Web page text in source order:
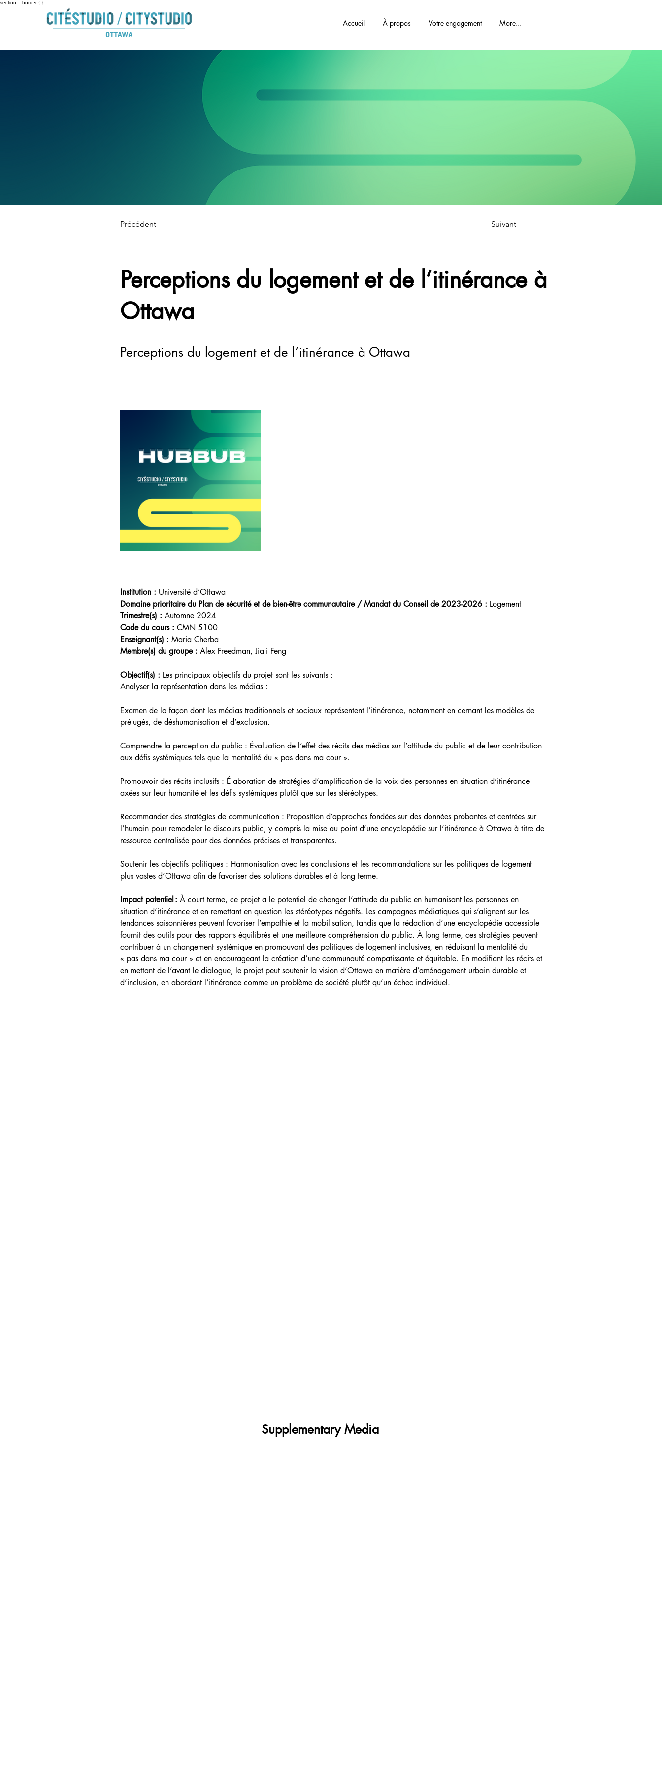
section__border { }
Accueil À propos Votre engagement More...
Précédent Suivant
Perceptions du logement et de l’itinérance à
Ottawa
Perceptions du logement et de l’itinérance à Ottawa
Institution : Université d’Ottawa
Domaine prioritaire du Plan de sécurité et de bien-être communautaire / Mandat du Conseil de 2023-2026 : Logement
Trimestre(s) : Automne 2024
Code du cours : CMN 5100
Enseignant(s) : Maria Cherba
Membre(s) du groupe : Alex Freedman, Jiaji Feng
Objectif(s) : Les principaux objectifs du projet sont les suivants :
Analyser la représentation dans les médias :
Examen de la façon dont les médias traditionnels et sociaux représentent l’itinérance, notamment en cernant les modèles de
préjugés, de déshumanisation et d’exclusion.
Comprendre la perception du public : Évaluation de l’effet des récits des médias sur l’attitude du public et de leur contribution
aux défis systémiques tels que la mentalité du « pas dans ma cour ».
Promouvoir des récits inclusifs : Élaboration de stratégies d’amplification de la voix des personnes en situation d’itinérance
axées sur leur humanité et les défis systémiques plutôt que sur les stéréotypes.
Recommander des stratégies de communication : Proposition d’approches fondées sur des données probantes et centrées sur
l’humain pour remodeler le discours public, y compris la mise au point d’une encyclopédie sur l’itinérance à Ottawa à titre de
ressource centralisée pour des données précises et transparentes.
Soutenir les objectifs politiques : Harmonisation avec les conclusions et les recommandations sur les politiques de logement
plus vastes d’Ottawa afin de favoriser des solutions durables et à long terme.
Impact potentiel : À court terme, ce projet a le potentiel de changer l’attitude du public en humanisant les personnes en
situation d’itinérance et en remettant en question les stéréotypes négatifs. Les campagnes médiatiques qui s’alignent sur les
tendances saisonnières peuvent favoriser l’empathie et la mobilisation, tandis que la rédaction d’une encyclopédie accessible
fournit des outils pour des rapports équilibrés et une meilleure compréhension du public. À long terme, ces stratégies peuvent
contribuer à un changement systémique en promouvant des politiques de logement inclusives, en réduisant la mentalité du
« pas dans ma cour » et en encourageant la création d’une communauté compatissante et équitable. En modifiant les récits et
en mettant de l’avant le dialogue, le projet peut soutenir la vision d’Ottawa en matière d’aménagement urbain durable et
d’inclusion, en abordant l’itinérance comme un problème de société plutôt qu’un échec individuel.
Supplementary Media